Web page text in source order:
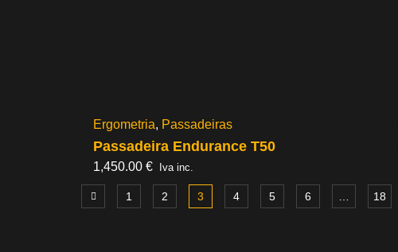
Ergometria, Passadeiras
Passadeira Endurance T50
1,450.00 € Iva inc.
1 2 3 4 5 6 18